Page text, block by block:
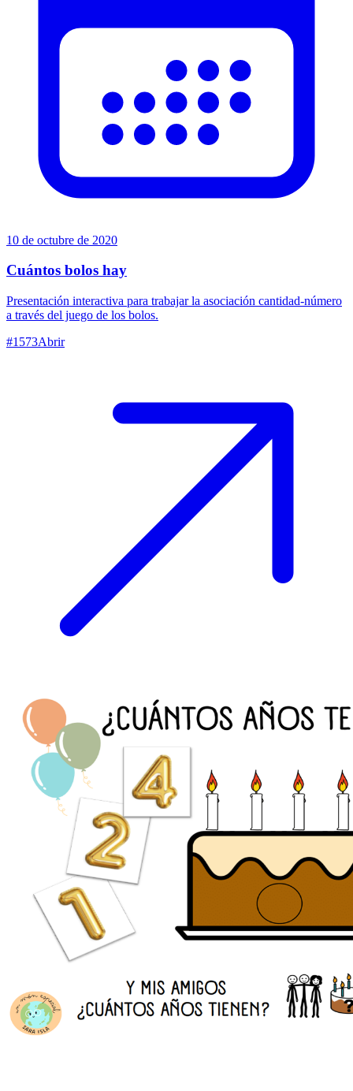
10 de octubre de 2020
Cuántos bolos hay
Presentación interactiva para trabajar la asociación cantidad-número
a través del juego de los bolos.
#1573Abrir